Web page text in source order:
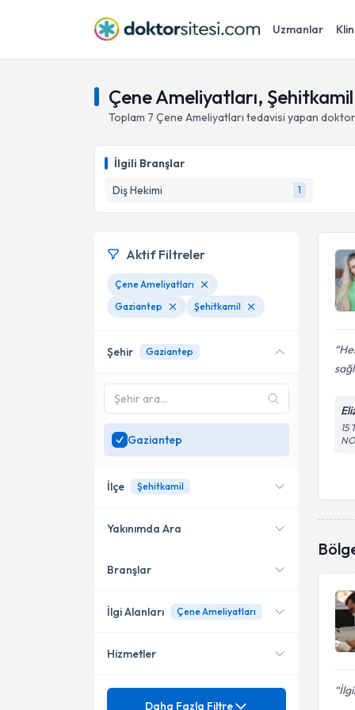
Uzmanlar
Çene Ameliyatları,
Toplam 7 Çene Ameliyatları tedavisi yapan
İlgili Branşlar
Diş Hekimi
1
15
Aktif Filtreler
Çene Ameliyatları
Gaziantep
Şehitkamil
Şehir Gaziantep
Gaziantep
İlçe Şehitkamil
Şahinbey
Şehitkamil
Yakınımda Ara
Konumuma yakın uzmanları
Branşlar
Diş Hekimi
İlgi Alanları Çene Ameliyatları
3 Boyutlu Ortognatik Cerrahi
Hizmetler
Mezuniyet
Daha Fazla Filtre